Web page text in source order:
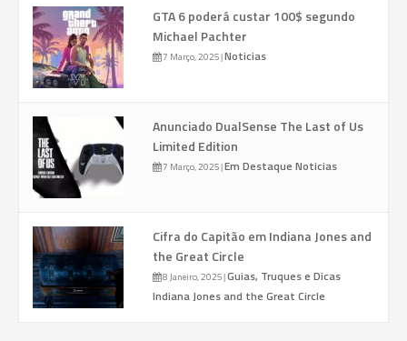
GTA 6 poderá custar 100$ segundo
Michael Pachter
7 Março, 2025|Noticias
Anunciado DualSense The Last of Us
Limited Edition
7 Março, 2025|Em Destaque Noticias
Cifra do Capitão em Indiana Jones and
the Great Circle
8 Janeiro, 2025|Guias, Truques e Dicas
Indiana Jones and the Great Circle